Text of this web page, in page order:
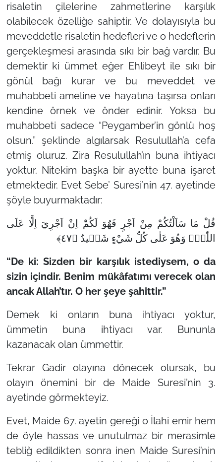
risaletin çilelerine zahmetlerine karşılık
olabilecek özelliğe sahiptir. Ve dolayısıyla bu
meveddetle risaletin hedefleri ve o hedeflerin
gerçekleşmesi arasında sıkı bir bağ vardır. Bu
demektir ki ümmet eğer Ehlibeyt ile sıkı bir
gönül bağı kurar ve bu meveddet ve
muhabbeti ameline ve hayatına taşırsa onları
kendine örnek ve önder edinir. Yoksa bu
muhabbeti sadece “Peygamber’in gönlü hoş
olsun.” şeklinde algılarsak Resulullah’a cefa
etmiş oluruz. Zira Resulullah’ın buna ihtiyacı
yoktur. Nitekim başka bir ayette buna işaret
etmektedir. Evet Sebe’ Suresi’nin 47. ayetinde
şöyle buyurmaktadır:
قُلْ مَا سَاَلْتُكُمْ مِنْ اَجْرٍ فَهُوَ لَكُمْؕ اِنْ اَجْرِيَ اِلَّا عَلَى
اللّٰهِۚ وَهُوَ عَلٰى كُلِّ شَيْءٍ شَهٖيدٌ ﴿٤٧﴾
“De ki: Sizden bir karşılık istediysem, o da
sizin içindir. Benim mükâfatımı verecek olan
ancak Allah’tır. O her şeye şahittir.”
Demek ki onların buna ihtiyacı yoktur,
ümmetin buna ihtiyacı var. Bununla
kazanacak olan ümmettir.
Tekrar Gadir olayına dönecek olursak, bu
olayın önemini bir de Maide Suresi’nin 3.
ayetinde görmekteyiz.
Evet, Maide 67. ayetin gereği o İlahi emir hem
de öyle hassas ve unutulmaz bir merasimle
tebliğ edildikten sonra inen Maide Suresi’nin